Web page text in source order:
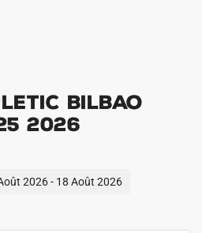
Bilbao
2026
2026 - 18 Août 2026